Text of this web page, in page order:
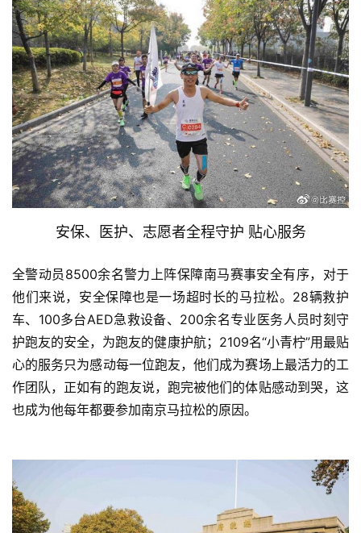
安保、医护、志愿者全程守护 贴心服务
全警动员8500余名警力上阵保障南马赛事安全有序，对于
他们来说，安全保障也是一场超时长的马拉松。28辆救护
车、100多台AED急救设备、200余名专业医务人员时刻守
护跑友的安全，为跑友的健康护航；2109名“小青柠”用最贴
心的服务只为感动每一位跑友，他们成为赛场上最活力的工
作团队，正如有的跑友说，跑完被他们的体贴感动到哭，这
也成为他每年都要参加南京马拉松的原因。